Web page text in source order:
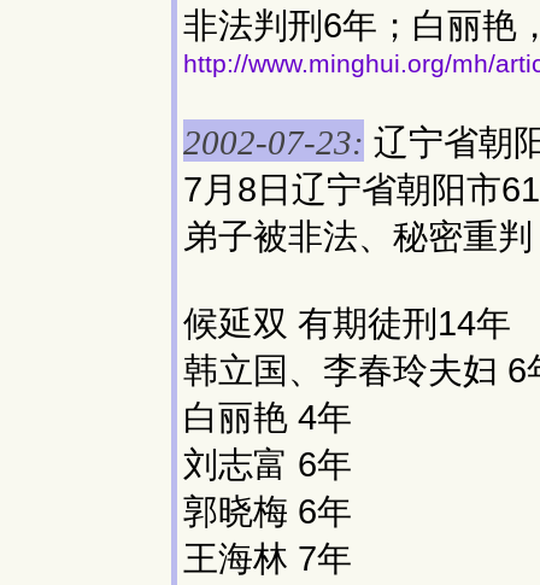
非法判刑6年；白丽艳
http://www.minghui.org/mh/
2002-07-23: 辽宁省朝
7月8日辽宁省朝阳市
弟子被非法、秘密重
候延双 有期徒刑14年
韩立国、李春玲夫妇 6
白丽艳 4年
刘志富 6年
郭晓梅 6年
王海林 7年